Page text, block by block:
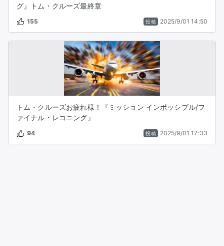
グ』トム・クルーズ最終章
155 投稿 2025/9/01 14:50
トム・クルーズお疲れ様！『ミッション インポッシブル/フ
ァイナル・レコニング』
94 投稿 2025/9/01 17:33